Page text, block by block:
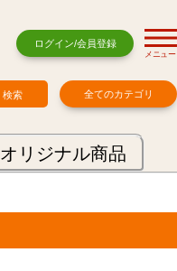
ログイン/会員登録
メニュー
全てのカテゴリ
オリジナル商品